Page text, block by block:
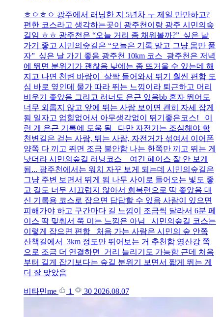
ㅎㅇㅎㅇ 광주에서 러닝한 지 5년차 ㅜ 제일 만만하고?
편한 코스라고 생각하는곳이 광주천이랑 광주 시민의숲
길임 ㅎㅎ 광주천은 “오늘 거리 좀 채워볼까?” 싶은 날
가기 좋고 시민의숲길은 “오늘은 기록 말고 그냥 몸만 풀
자” 싶은 날 가기 좋음 광주천 10km 코스 광주천은 저녁
에 뛰면 분위기가 괜찮음 낮에는 좀 뜨거울 수 있는데 해
지고 나면 천변 바람이 살짝 들어와서 뛰기 훨씬 편함 도
심 바로 옆인데 물가 따라 뛰는 느낌이라 퇴근하고 머리
비우기 좋았음 그리고 러너도 은근 있음bb 혼자 뛰어도
너무 외롭지 않고 앞에 뛰는 사람 보이면 괜히 자세 잡게
됨 일자고 업힐없어서 아무생각없이 뛰기좋은코스! 이
런 게 은근 기록에 도움 됨 다만 자전거는 조심해야 함
천변길은 걷는 사람, 뛰는 사람, 자전거가 섞여서 이어폰
양쪽 다 끼고 뛰면 조금 불안함 나는 한쪽만 끼고 뛰는 게
낫더라 시민의숲길 러닝코스 여긴 페이스 잘 안 보게
됨... 광주천에서는 워치 자꾸 보게 되는데 시민의숲길은
그냥 주변 보면서 뛰게 됨 나무 사이로 들어오는 빛도 좋
고 길도 너무 시끄럽지 않아서 회복런으로 딱 좋았음 대
신 기록용 코스로 잡으면 답답할 수 있음 사람이 있으면
피해가야 하고 구간마다 길 느낌이 조금씩 달라서 6분 페
이스 딱 맞춰서 쭉 미는 느낌은 아님 시민의숲길 코스는
이렇게 잡으면 편함 처음 가는 사람은 시민의 숲 안쪽
산책길에서 3km 정도만 뛰어보는 거 추천함 영산강 쪽
으로 조금 더 연결하면 거리 늘리기도 가능함 근데 처음
부터 길게 잡기보다는 숲길 분위기 보면서 짧게 뛰는 게
더 잘 맞았음
비타민me 1 30 2026.08.07